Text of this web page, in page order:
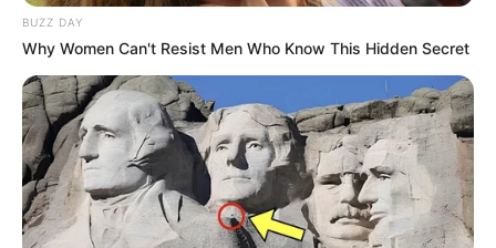
BUZZ DAY
Why Women Can't Resist Men Who Know This Hidden Secret